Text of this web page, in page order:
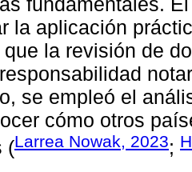
la aplicación
la revisión de
se empleó el
cómo otros
(Larrea Nowak, 2023;